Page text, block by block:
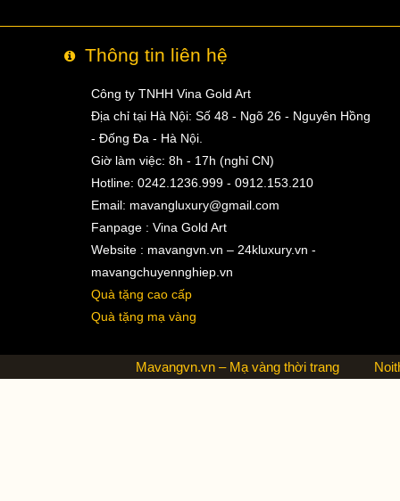
Thông tin liên hệ
Công ty TNHH Vina Gold Art
Địa chỉ tại Hà Nội: Số 48 - Ngõ 26 - Nguyên Hồng
- Đống Đa - Hà Nội.
Giờ làm việc: 8h - 17h (nghỉ CN)
Hotline: 0242.1236.999 - 0912.153.210
Email: mavangluxury@gmail.com
Fanpage : Vina Gold Art
Website : mavangvn.vn – 24kluxury.vn -
mavangchuyennghiep.vn
Quà tặng cao cấp
Quà tặng mạ vàng
Mavangvn.vn – Mạ vàng thời trang